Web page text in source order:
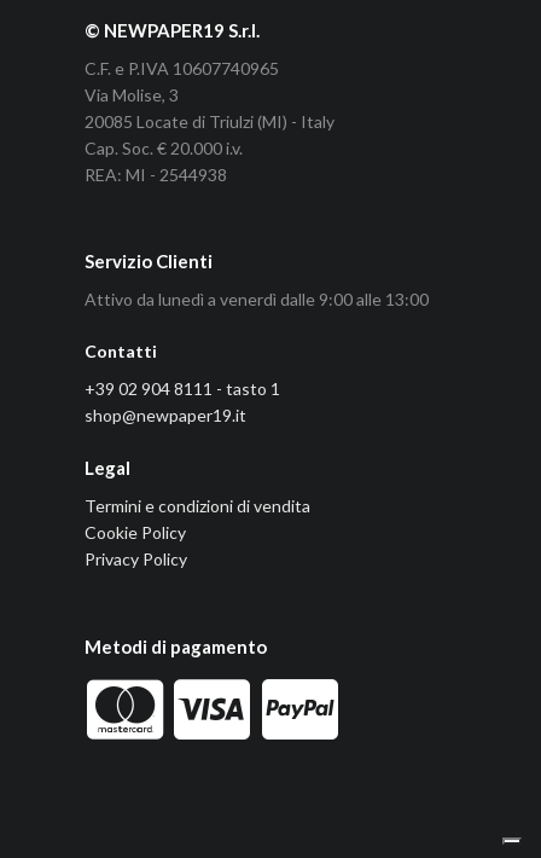
© NEWPAPER19 S.r.l.
C.F. e P.IVA 10607740965
Via Molise, 3
20085 Locate di Triulzi (MI) - Italy
Cap. Soc. € 20.000 i.v.
REA: MI - 2544938
Servizio Clienti
Attivo da lunedì a venerdì dalle 9:00 alle 13:00
Contatti
+39 02 904 8111 - tasto 1
shop@newpaper19.it
Legal
Termini e condizioni di vendita
Cookie Policy
Privacy Policy
Metodi di pagamento